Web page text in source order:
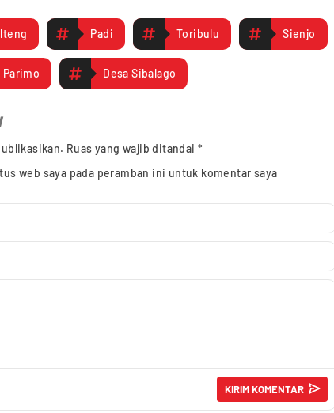
Padi Toribulu Sienjo
Parimo Desa Sibalago
Ruas yang wajib ditandai*
web saya pada peramban ini untuk komentar saya